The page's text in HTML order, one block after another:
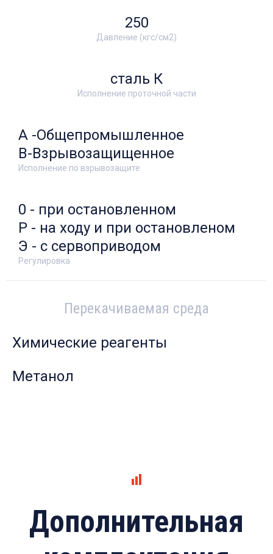
Давление (кгс/см2)
250
Исполнение проточной части
сталь К
Исполнение по взрывозащите
А -Общепромышленное
В-Взрывозащищенное
Регулировка
0 - при остановленном
Р - на ходу и при остановленом
Э - с сервоприводом
Перекачиваемая среда
Химические реагенты
Метанол
Дополнительная